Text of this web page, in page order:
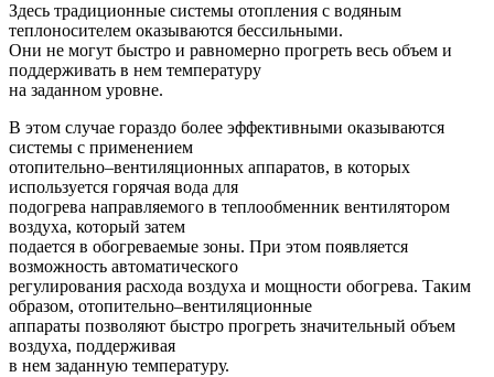
Здесь традиционные системы отопления с водяным
теплоносителем оказываются бессильными.
Они не могут быстро и равномерно прогреть весь объем и
поддерживать в нем температуру
на заданном уровне.
В этом случае гораздо более эффективными оказываются
системы с применением
отопительно–вентиляционных аппаратов, в которых
используется горячая вода для
подогрева направляемого в теплообменник вентилятором
воздуха, который затем
подается в обогреваемые зоны. При этом появляется
возможность автоматического
регулирования расхода воздуха и мощности обогрева. Таким
образом, отопительно–вентиляционные
аппараты позволяют быстро прогреть значительный объем
воздуха, поддерживая
в нем заданную температуру.